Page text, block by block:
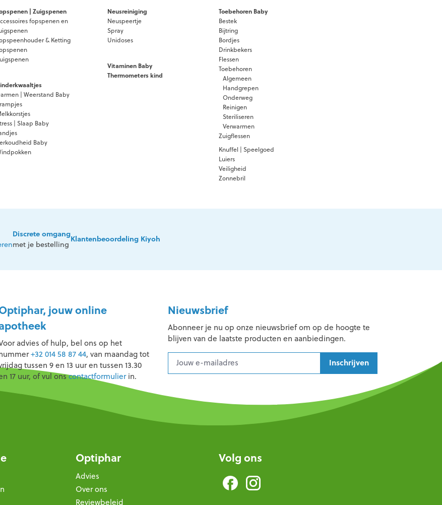
| Zuigspenen
fopspenen en
& Ketting
| Weerstand Baby
| Slaap Baby
Baby
Neusreiniging
Neuspeertje
Spray
Unidoses
Vitaminen Baby
Thermometers kind
Toebehoren Baby
Bestek
Bijtring
Bordjes
Drinkbekers
Flessen
Toebehoren
Algemeen
Handgrepen
Onderweg
Reinigen
Steriliseren
Verwarmen
Zuigflessen
Knuffel | Speelgoed
Luiers
Veiligheid
Zonnebril
Discrete omgang
met je bestelling
Klantenbeoordeling Kiyoh
jouw online
advies of hulp, bel ons op het
+32 014 58 87 44, van maandag tot
tussen 9 en 13 uur en tussen 13.30
17 uur, of vul onscontactformulierin.
Nieuwsbrief
Abonneer je nu op onze nieuwsbrief om op de hoogte te
blijven van de laatste producten en aanbiedingen.
Inschrijven
Optiphar
Advies
Over ons
Reviewbeleid
Volg ons